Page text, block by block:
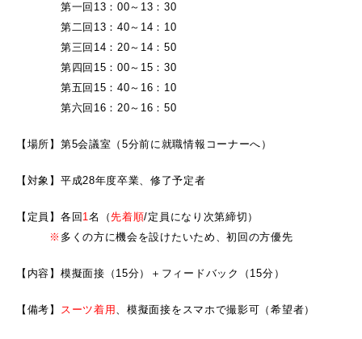
第一回13：00～13：30
第二回13：40～14：10
第三回14：20～14：50
第四回15：00～15：30
第五回15：40～16：10
第六回16：20～16：50
【場所】第5会議室（5分前に就職情報コーナーへ）
【対象】平成28年度卒業、修了予定者
【定員】各回 1名（先着順/定員になり次第締切）
※ 多くの方に機会を設けたいため、初回の方優先
【内容】模擬面接（15分）＋フィードバック（15分）
【備考】 スーツ着用 、模擬面接をスマホで撮影可（希望者）